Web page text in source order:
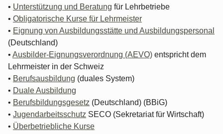
• Unterstützung und Beratung für Lehrbetriebe
• Obligatorische Kurse für Lehrmeister
• Eignung von Ausbildungsstätte und Ausbildungspersonal
(Deutschland)
• Ausbilder-Eignungsverordnung (AEVO) entspricht dem
Lehrmeister in der Schweiz
• Berufsausbildung (duales System)
• Duale Ausbildung
• Berufsbildungsgesetz (Deutschland) (BBiG)
• Jugendarbeitsschutz SECO (Sekretariat für Wirtschaft)
• Überbetriebliche Kurse